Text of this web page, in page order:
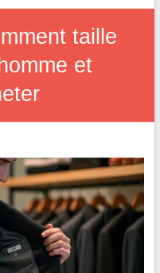
taille
et